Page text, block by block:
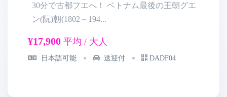
30分で古都フエへ！ ベトナム最後の王朝グエ
ン(阮)朝(1802～194...
¥17,900 平均 / 大人
日本語可能 送迎付 DADF04